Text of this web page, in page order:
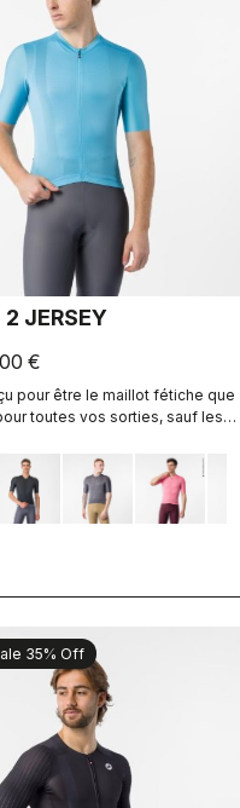
2 JERSEY
€
pour être le maillot fétiche que
toutes vos sorties, sauf les
et amélioré. 2.0.
35% Off